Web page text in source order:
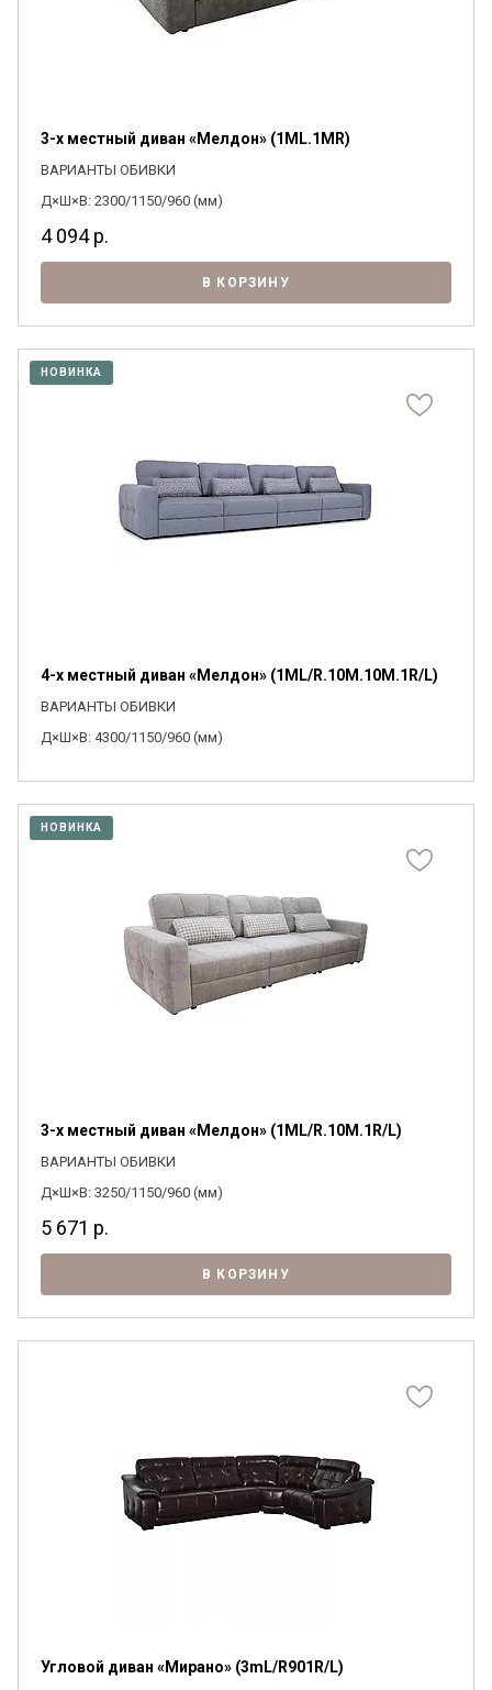
3-х местный диван «Мелдон» (1ML.1MR)
ВАРИАНТЫ ОБИВКИ
Д×Ш×В: 2300/1150/960 (мм)
4 094р.
В КОРЗИНУ
НОВИНКА
4-х местный диван «Мелдон» (1ML/R.10M.10M.1R/L)
ВАРИАНТЫ ОБИВКИ
Д×Ш×В: 4300/1150/960 (мм)
НОВИНКА
3-х местный диван «Мелдон» (1ML/R.10M.1R/L)
ВАРИАНТЫ ОБИВКИ
Д×Ш×В: 3250/1150/960 (мм)
5 671 р.
В КОРЗИНУ
Угловой диван «Мирано» (3mL/R901R/L)